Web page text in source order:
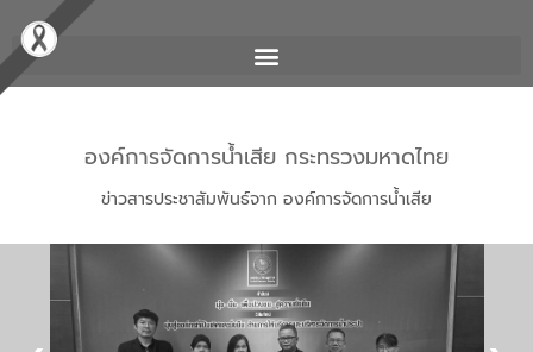
องค์การจัดการน้ำเสีย กระทรวงมหาดไทย
ข่าวสารประชาสัมพันธ์จาก องค์การจัดการน้ำเสีย